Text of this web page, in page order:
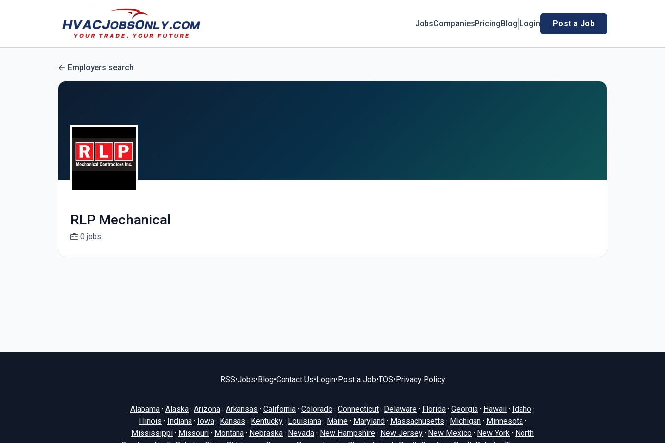
JobsCompaniesPricingBlog Login Post a Job
Employers search
RLP Mechanical
0 jobs
RSS•Jobs•Blog•Contact Us•Login•Post a Job•TOS•Privacy Policy
Alabama · Alaska · Arizona · Arkansas · California · Colorado · Connecticut · Delaware · Florida · Georgia · Hawaii · Idaho ·
Illinois · Indiana · Iowa · Kansas · Kentucky · Louisiana · Maine · Maryland · Massachusetts · Michigan · Minnesota ·
Mississippi · Missouri · Montana · Nebraska · Nevada · New Hampshire · New Jersey · New Mexico · New York · North